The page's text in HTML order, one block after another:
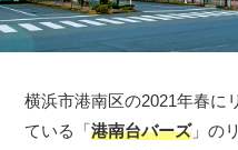
横浜市港南区の2021年春に
ている「港南台バーズ」の